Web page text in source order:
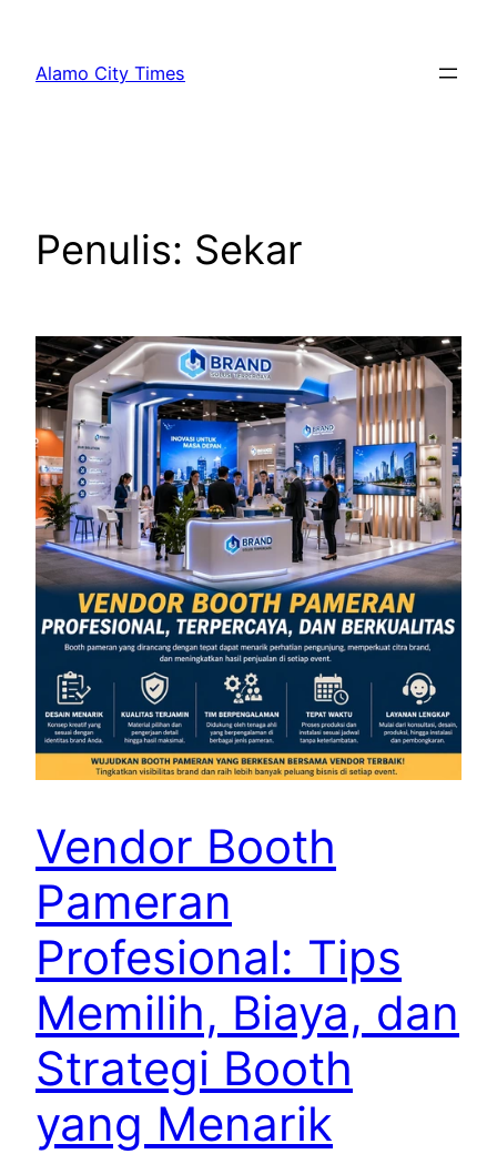
konten
Alamo City Times
Penulis: Sekar
Vendor Booth
Pameran
Profesional: Tips
Memilih, Biaya, dan
Strategi Booth
yang Menarik